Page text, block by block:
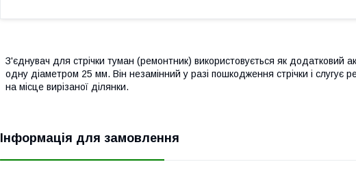
З'єднувач для стрічки туман (ремонтник) використовується як додатковий
одну діаметром 25 мм. Він незамінний у разі пошкодження стрічки і
на місце вирізаної ділянки.
Інформація для замовлення